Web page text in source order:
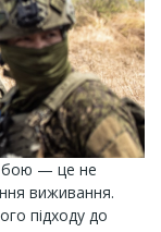
бою — це не
виживання.
підходу до